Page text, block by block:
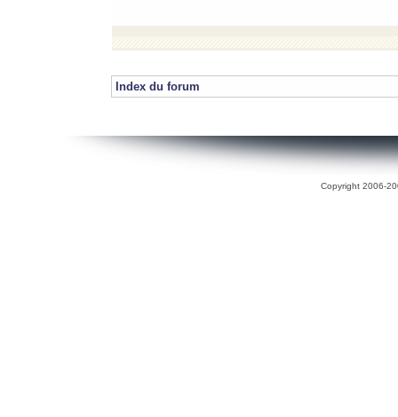
Index du forum
Copyright 2006-